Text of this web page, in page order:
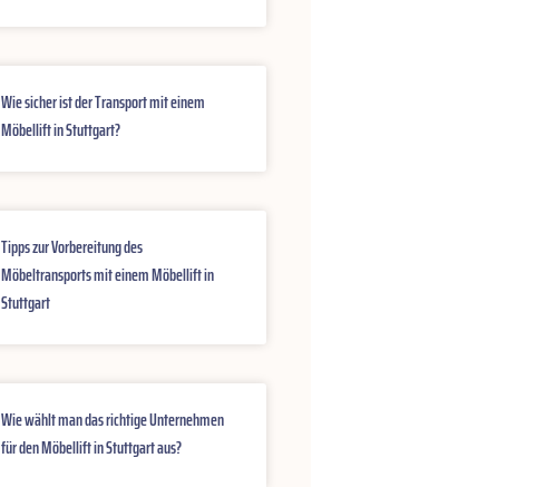
Wie sicher ist der Transport mit einem
Möbellift in Stuttgart?
Tipps zur Vorbereitung des
Möbeltransports mit einem Möbellift in
Stuttgart
Wie wählt man das richtige Unternehmen
für den Möbellift in Stuttgart aus?